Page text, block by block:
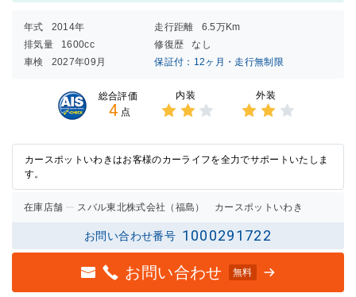
年式 2014年 走行距離
6.5万Km
排気量
1600cc 修復歴
なし
車検
2027年09月 保証付：12ヶ月・走行無制限
総合評価
4 点
内装
2点の
評価
外装
2点の
評価
カースポットいわきはお客様のカーライフを全力でサポートいたしま
す。
在庫店舗 スバル東北株式会社（福島） カースポットいわき
お問い合わせ番号 1000291722
お問い合わせ 無料